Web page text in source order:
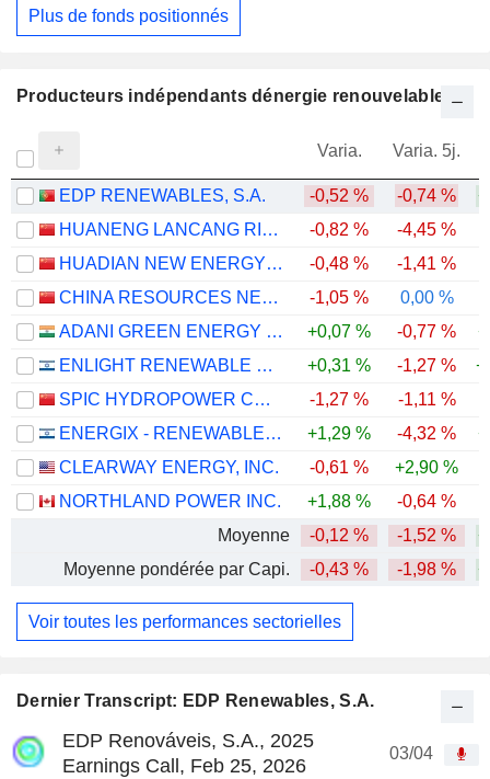
Dernier Transcript: EDP Renewables, S.A.
EDP Renováveis, S.A., 2025
Earnings Call, Feb 25, 2026
03/04
Plus de fonds positionnés
Producteurs indépendants dénergie renouvelable
Varia. Varia. 5j.
EDP RENEWABLES, S.A. -0,52 % -0,74 %
HUANENG LANCANG RIVER HYDROPOWER INC.
-0,82 % -4,45 %
HUADIAN NEW ENERGY GROUP CORPORATION LIMITED
-0,48 % -1,41 %
CHINA RESOURCES NEW ENERGY HOLDINGS COMPANY LIMITED
-1,05 %
0,00 %
ADANI GREEN ENERGY LIMITED
+0,07 % -0,77 %
ENLIGHT RENEWABLE ENERGY LTD
+0,31 % -1,27 %
SPIC HYDROPOWER CO., LTD.
-1,27 % -1,11 %
ENERGIX - RENEWABLE ENERGIES LTD.
+1,29 % -4,32 %
CLEARWAY ENERGY, INC.
-0,61 % +2,90 %
NORTHLAND POWER INC.
+1,88 % -0,64 %
Moyenne
-0,12 % -1,52 %
Moyenne pondérée par Capi.
-0,43 % -1,98 %
Voir toutes les performances sectorielles